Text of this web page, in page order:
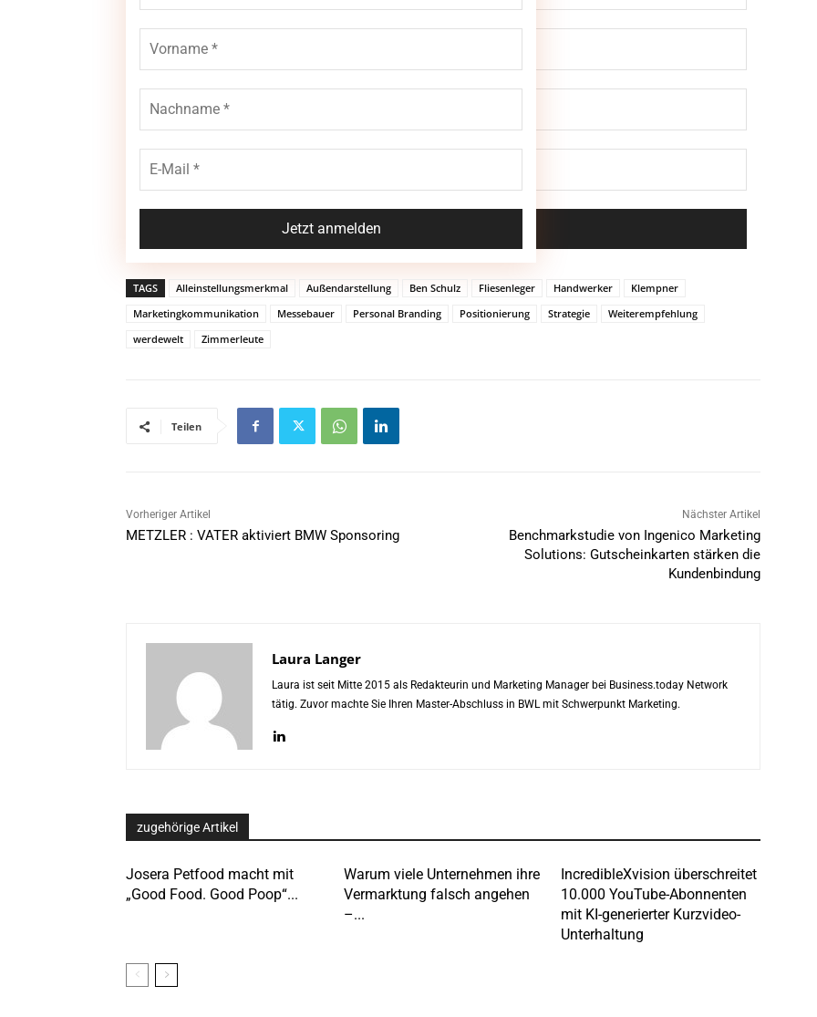
TAGS Alleinstellungsmerkmal Außendarstellung Ben Schulz Fliesenleger Handwerker
Klempner
Marketingkommunikation
Messebauer Personal Branding Positionierung Strategie
Weiterempfehlung
werdewelt
Zimmerleute
Teilen
Vorheriger Artikel
METZLER : VATER aktiviert BMW Sponsoring
Nächster Artikel
Benchmarkstudie von Ingenico Marketing
Solutions: Gutscheinkarten stärken die
Kundenbindung
Laura Langer
Laura ist seit Mitte 2015 als Redakteurin und Marketing Manager bei Business.today Network
tätig. Zuvor machte Sie Ihren Master-Abschluss in BWL mit Schwerpunkt Marketing.
zugehörige Artikel
Josera Petfood macht mit
„Good Food. Good Poop“...
Warum viele Unternehmen ihre
Vermarktung falsch angehen
–...
IncredibleXvision überschreitet
10.000 YouTube-Abonnenten
mit KI-generierter Kurzvideo-
Unterhaltung